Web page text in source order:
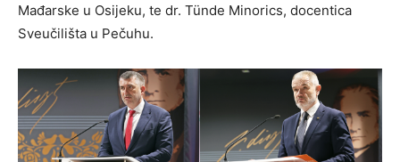
Mađarske u Osijeku, te dr. Tünde Minorics, docentica
Sveučilišta u Pečuhu.